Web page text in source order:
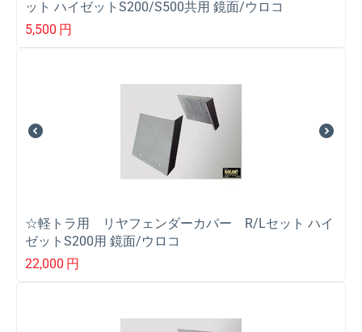
ット ハイゼットS200/S500共用 鏡面/ウロコ
5,500 円
☆軽トラ用 リヤフェンダーカバー R/Lセット ハイ
ゼットS200用 鏡面/ウロコ
22,000 円